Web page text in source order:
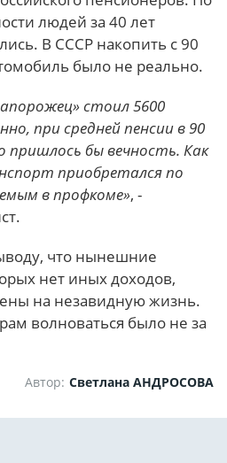
людей за 40 лет
В СССР накопить с 90
было не реально.
стоил 5600
при средней пенсии в 90
пришлось бы вечность. Как
приобретался по
в профкоме», -
что нынешние
нет иных доходов,
на незавидную жизнь.
волноваться было не за
Автор: Светлана АНДРОСОВА